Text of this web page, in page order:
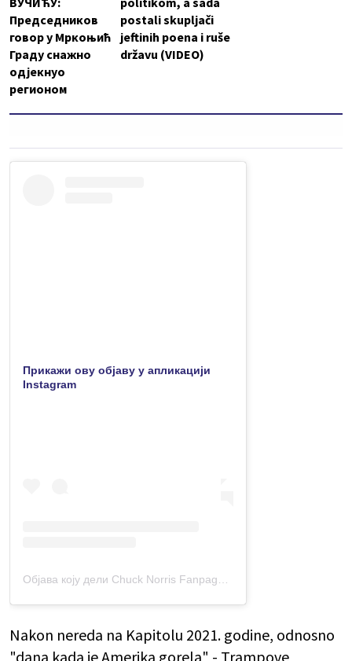
Председников
говор у Мркоњић
Граду снажно
одјекнуо
регионом
postali skupljači
jeftinih poena i ruše
državu (VIDEO)
Прикажи ову објаву у апликацији
Instagram
Nakon nereda na Kapitolu 2021. godine, odnosno
"dana kada je Amerika gorela" - Trampove